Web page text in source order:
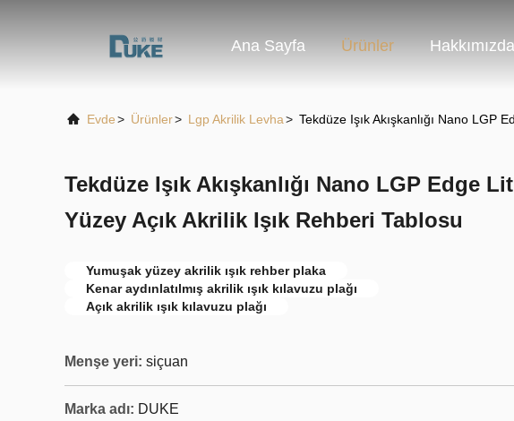
Ana Sayfa Ürünler Hakkımızda
Evde> Ürünler> Lgp Akrilik Levha> Tekdüze Işık Akışkanlığı Nano LGP
Tekdüze Işık Akışkanlığı Nano LGP Edge
Yüzey Açık Akrilik Işık Rehberi Tablosu
Yumuşak yüzey akrilik ışık rehber plaka
Kenar aydınlatılmış akrilik ışık kılavuzu plağı
Açık akrilik ışık kılavuzu plağı
Menşe yeri: siçuan
Marka adı: DUKE